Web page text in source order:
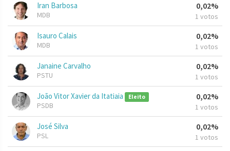
Iran Barbosa
MDB
0,02%
1 votos
Isauro Calais
MDB
0,02%
1 votos
Janaine Carvalho
PSTU
0,02%
1 votos
João Vitor Xavier da Itatiaia Eleito
PSDB
0,02%
1 votos
José Silva
PSL
0,02%
1 votos